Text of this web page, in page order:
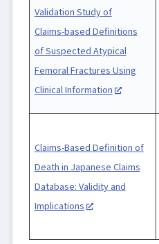
Validation Study of
Claims-based Definitions
of Suspected Atypical
Femoral Fractures Using
Clinical Information
Claims-Based Definition of
Death in Japanese Claims
Database: Validity and
Implications